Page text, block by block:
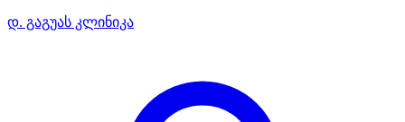
დ. გაგუას კლინიკა